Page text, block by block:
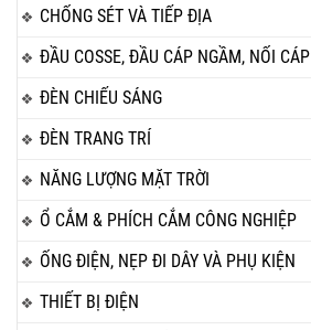
CHỐNG SÉT VÀ TIẾP ĐỊA
ĐẦU COSSE, ĐẦU CÁP NGẦM, NỐI CÁP
ĐÈN CHIẾU SÁNG
ĐÈN TRANG TRÍ
NĂNG LƯỢNG MẶT TRỜI
Ổ CẮM & PHÍCH CẮM CÔNG NGHIỆP
ỐNG ĐIỆN, NẸP ĐI DÂY VÀ PHỤ KIỆN
THIẾT BỊ ĐIỆN